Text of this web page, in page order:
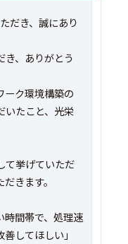
だき、誠にあり
き、ありがとう
ーク環境構築の
いたこと、光栄
て挙げていただ
きます。
時間帯で、処理速
してほしい」